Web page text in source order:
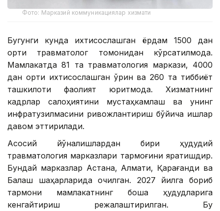
Фото: Марказий коммуникациялар хизмати
Бугунги кунда ихтисослашган ёрдам 1500 дан
ортиқ травматолог томонидан кўрсатилмоқда.
Мамлакатда 81 та травматология маркази, 4000
дан ортиқ ихтисослашган ўрин ва 260 та тиббиёт
ташкилоти фаолият юритмоқда. Хизматнинг
кадрлар салоҳиятини мустаҳкамлаш ва унинг
инфратузилмасини ривожлантириш бўйича ишлар
давом эттирилади.
Асосий йўналишлардан бири ҳудудий
травматология марказлари тармоғини яратишдир.
Бундай марказлар Астана, Алмати, Қарағанди ва
Балқаш шаҳарларида очилган. 2027 йилга бориб
тармоқни мамлакатнинг бошқа ҳудудларига
кенгайтириш режалаштирилган. Бу